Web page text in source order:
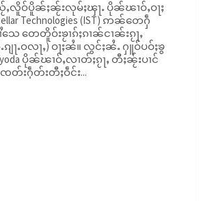
ႇလိူဝ်ပိူၼ်ႈၼႂ်းလုမ်ႈၾႃႉ ပိုၼ်ၽၢဝ်ႇဝႃႈ
Technologies (IST) ဢၼ်တေႁဵ
တေတိူဝ်းၶႂၢၵ်ႈၵၢၼ်ငၢၼ်းၵႂႃႇ
ႃႈၼႆ။ လွင်ႈၼႆႉ ႁူဝ်ပဝ်ႈၶွ
ပိုၼ်ၽၢဝ်ႇလၢတ်ႈၵႂႃႇ တီႈၼႂ်းပၢင်
ၸတ်းႁဵတ်းတီႈဝဵင်း...